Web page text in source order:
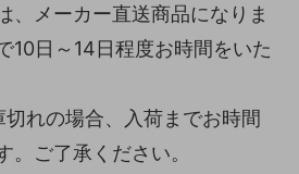
、メーカー直送商品になりま
10日～14日程度お時間をいた
れの場合、入荷までお時間
。ご了承ください。